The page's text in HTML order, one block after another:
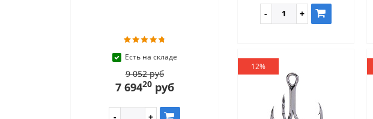
Есть на складе
9 052 руб
7 69420руб
12%